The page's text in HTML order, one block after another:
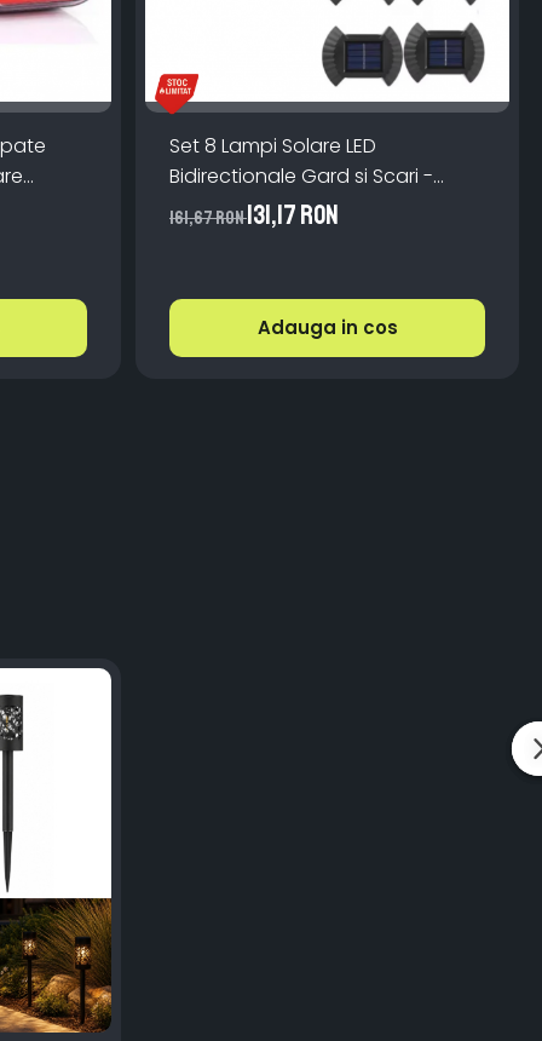
Set 8 Lampi Solare LED
Bidirectionale Gard si Scari -
200mAh, IP65, Alb Cald, Senzor
161,67 RON131,17 RON
Adauga in cos